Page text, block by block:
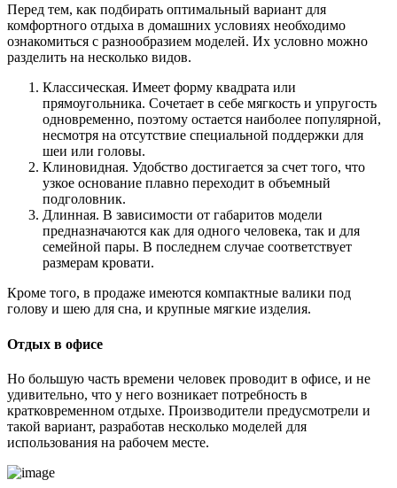
Перед тем, как подбирать оптимальный вариант для
комфортного отдыха в домашних условиях необходимо
ознакомиться с разнообразием моделей. Их условно можно
разделить на несколько видов.
Классическая. Имеет форму квадрата или
прямоугольника. Сочетает в себе мягкость и упругость
одновременно, поэтому остается наиболее популярной,
несмотря на отсутствие специальной поддержки для
шеи или головы.
Клиновидная. Удобство достигается за счет того, что
узкое основание плавно переходит в объемный
подголовник.
Длинная. В зависимости от габаритов модели
предназначаются как для одного человека, так и для
семейной пары. В последнем случае соответствует
размерам кровати.
Кроме того, в продаже имеются компактные валики под
голову и шею для сна, и крупные мягкие изделия.
Отдых в офисе
Но большую часть времени человек проводит в офисе, и не
удивительно, что у него возникает потребность в
кратковременном отдыхе. Производители предусмотрели и
такой вариант, разработав несколько моделей для
использования на рабочем месте.